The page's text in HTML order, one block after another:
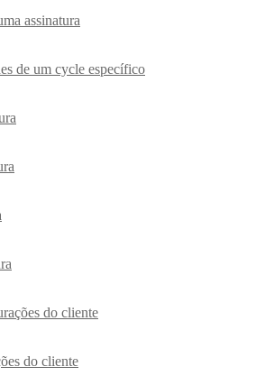
assinatura
de um cycle específico
do cliente
do cliente